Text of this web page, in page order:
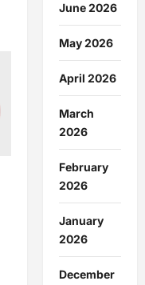
June 2026
May 2026
April 2026
March
2026
February
2026
January
2026
December